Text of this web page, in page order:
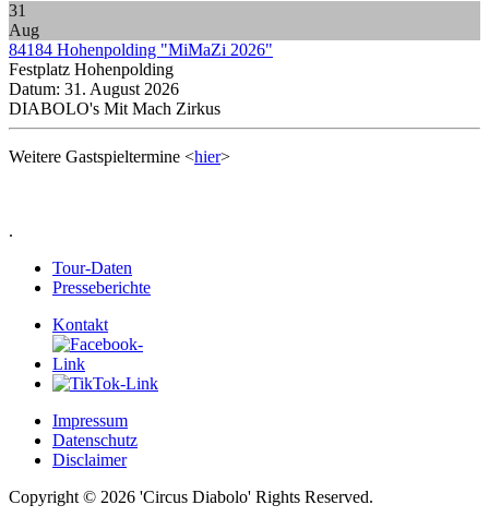
31
Aug
84184 Hohenpolding "MiMaZi 2026"
Festplatz Hohenpolding
Datum: 31. August 2026
DIABOLO's Mit Mach Zirkus
Weitere Gastspieltermine <hier>
.
Tour-Daten
Presseberichte
Kontakt
Impressum
Datenschutz
Disclaimer
Copyright © 2026 'Circus Diabolo' Rights Reserved.